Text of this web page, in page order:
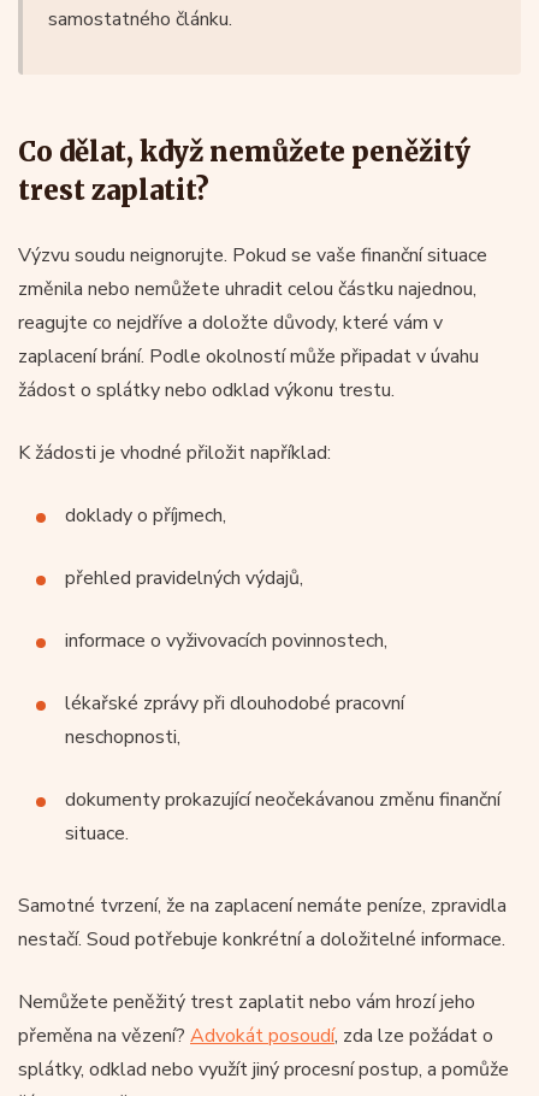
samostatného článku.
Co dělat, když nemůžete peněžitý
trest zaplatit?
Výzvu soudu neignorujte. Pokud se vaše finanční situace
změnila nebo nemůžete uhradit celou částku najednou,
reagujte co nejdříve a doložte důvody, které vám v
zaplacení brání. Podle okolností může připadat v úvahu
žádost o splátky nebo odklad výkonu trestu.
K žádosti je vhodné přiložit například:
doklady o příjmech,
přehled pravidelných výdajů,
informace o vyživovacích povinnostech,
lékařské zprávy při dlouhodobé pracovní
neschopnosti,
dokumenty prokazující neočekávanou změnu finanční
situace.
Samotné tvrzení, že na zaplacení nemáte peníze, zpravidla
nestačí. Soud potřebuje konkrétní a doložitelné informace.
Nemůžete peněžitý trest zaplatit nebo vám hrozí jeho
přeměna na vězení? Advokát posoudí, zda lze požádat o
splátky, odklad nebo využít jiný procesní postup, a pomůže